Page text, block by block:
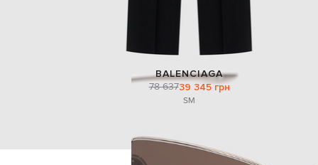
BALENCIAGA
78 63739 345 грн
SM